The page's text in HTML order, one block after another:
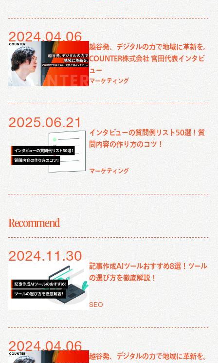
2024.04.06
越谷発、デジタルの力で地域に革新を。
COUNTER株式会社 宮田代表インタビ
ュー
マーケティング
2025.06.21
インタビューの質問例リスト50選！質
問内容の作り方のコツ！
マーケティング
Recommend
2024.11.30
記事作成AIツールおすすめ8選！ツール
の選び方を徹底解説！
SEO
2024.04.06
越谷発、デジタルの力で地域に革新を。